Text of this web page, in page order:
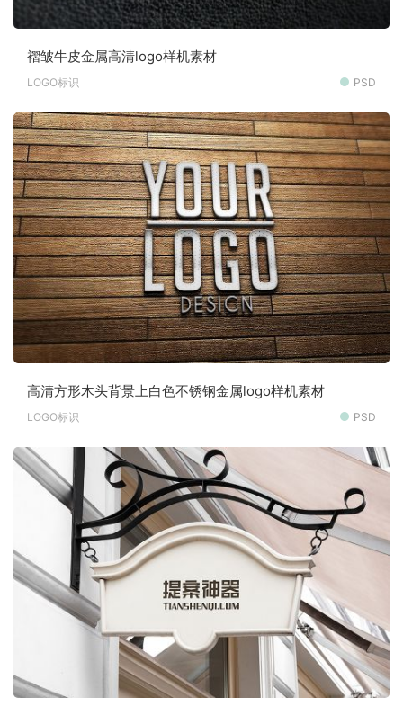
褶皱牛皮金属高清logo样机素材
LOGO标识 PSD
高清方形木头背景上白色不锈钢金属logo样机素材
LOGO标识 PSD